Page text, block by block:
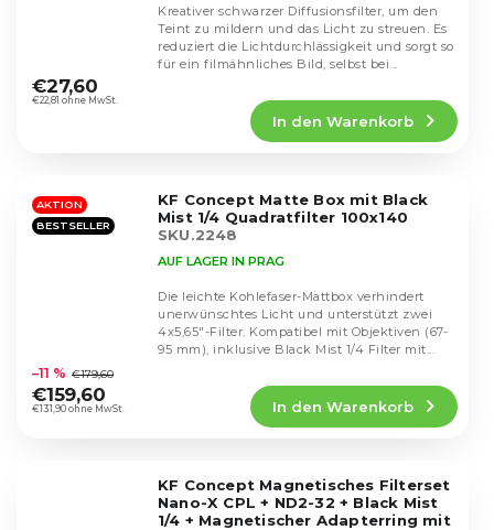
durchschnittliche
Produktbewertung
Sternen.
€22,81 ohne MwSt.
€27,60
In den Warenkorb
Kreativer schwarzer Diffusionsfilter, um den
Teint zu mildern und das Licht zu streuen. Es
reduziert die Lichtdurchlässigkeit und sorgt so
für ein filmähnliches Bild, selbst bei...
AKTION
BESTSELLER
KF Concept Matte Box mit Black
Mist 1/4 Quadratfilter 100x140
SKU.2248
durchschnittliche
Produktbewertung
ist
AUF LAGER IN PRAG
€131,90 ohne MwSt.
–11 % €179,60
€159,60
In den Warenkorb
Die leichte Kohlefaser-Mattbox verhindert
unerwünschtes Licht und unterstützt zwei
4x5,65"-Filter. Kompatibel mit Objektiven (67-
95 mm), inklusive Black Mist 1/4 Filter mit...
KF Concept Magnetisches Filterset
Nano-X CPL + ND2-32 + Black Mist
1/4 + Magnetischer Adapterring mit